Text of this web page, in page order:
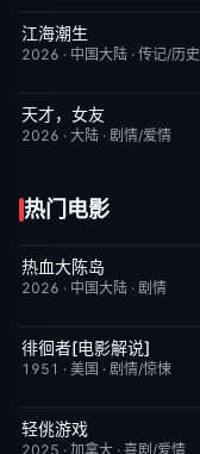
更新至第28集
江海潮生
2026 · 中国大陆 · 传记/历史
更新至第18集
天才，女友
2026 · 大陆 · 剧情/爱情
热门电影
今日更新
热血大陈岛
2026 · 中国大陆 · 剧情
已完结
徘徊者[电影解说]
1951 · 美国 · 剧情/惊悚
本周更新
轻佻游戏
2025 · 加拿大 · 喜剧/爱情